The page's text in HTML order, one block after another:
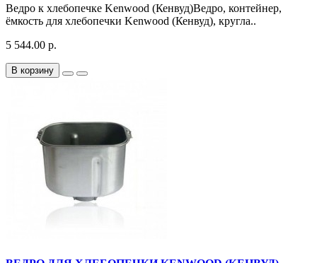
Ведро к хлебопечке Kenwood (Кенвуд)Ведро, контейнер,
ёмкость для хлебопечки Kenwood (Кенвуд), кругла..
5 544.00 р.
В корзину